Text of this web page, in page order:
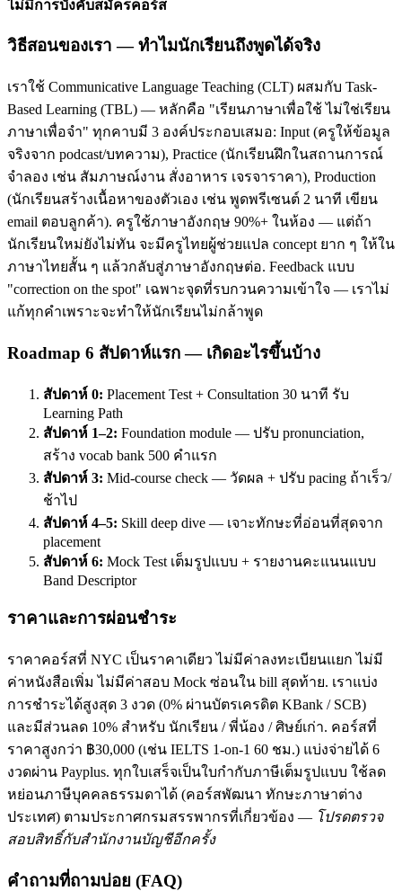
ไม่มีการบังคับสมัครคอร์ส
วิธีสอนของเรา — ทำไมนักเรียนถึงพูดได้จริง
เราใช้ Communicative Language Teaching (CLT) ผสมกับ Task-
Based Learning (TBL) — หลักคือ "เรียนภาษาเพื่อใช้ ไม่ใช่เรียน
ภาษาเพื่อจำ" ทุกคาบมี 3 องค์ประกอบเสมอ: Input (ครูให้ข้อมูล
จริงจาก podcast/บทความ), Practice (นักเรียนฝึกในสถานการณ์
จำลอง เช่น สัมภาษณ์งาน สั่งอาหาร เจรจาราคา), Production
(นักเรียนสร้างเนื้อหาของตัวเอง เช่น พูดพรีเซนต์ 2 นาที เขียน
email ตอบลูกค้า). ครูใช้ภาษาอังกฤษ 90%+ ในห้อง — แต่ถ้า
นักเรียนใหม่ยังไม่ทัน จะมีครูไทยผู้ช่วยแปล concept ยาก ๆ ให้ใน
ภาษาไทยสั้น ๆ แล้วกลับสู่ภาษาอังกฤษต่อ. Feedback แบบ
"correction on the spot" เฉพาะจุดที่รบกวนความเข้าใจ — เราไม่
แก้ทุกคำเพราะจะทำให้นักเรียนไม่กล้าพูด
Roadmap 6 สัปดาห์แรก — เกิดอะไรขึ้นบ้าง
สัปดาห์ 0: Placement Test + Consultation 30 นาที รับ
Learning Path
สัปดาห์ 1–2: Foundation module — ปรับ pronunciation,
สร้าง vocab bank 500 คำแรก
สัปดาห์ 3: Mid-course check — วัดผล + ปรับ pacing ถ้าเร็ว/
ช้าไป
สัปดาห์ 4–5: Skill deep dive — เจาะทักษะที่อ่อนที่สุดจาก
placement
สัปดาห์ 6: Mock Test เต็มรูปแบบ + รายงานคะแนนแบบ
Band Descriptor
ราคาและการผ่อนชำระ
ราคาคอร์สที่ NYC เป็นราคาเดียว ไม่มีค่าลงทะเบียนแยก ไม่มี
ค่าหนังสือเพิ่ม ไม่มีค่าสอบ Mock ซ่อนใน bill สุดท้าย. เราแบ่ง
การชำระได้สูงสุด 3 งวด (0% ผ่านบัตรเครดิต KBank / SCB)
และมีส่วนลด 10% สำหรับ นักเรียน / พี่น้อง / ศิษย์เก่า. คอร์สที่
ราคาสูงกว่า ฿30,000 (เช่น IELTS 1-on-1 60 ชม.) แบ่งจ่ายได้ 6
งวดผ่าน Payplus. ทุกใบเสร็จเป็นใบกำกับภาษีเต็มรูปแบบ ใช้ลด
หย่อนภาษีบุคคลธรรมดาได้ (คอร์สพัฒนา ทักษะภาษาต่าง
ประเทศ) ตามประกาศกรมสรรพากรที่เกี่ยวข้อง — โปรดตรวจ
สอบสิทธิ์กับสำนักงานบัญชีอีกครั้ง
คำถามที่ถามบ่อย (FAQ)